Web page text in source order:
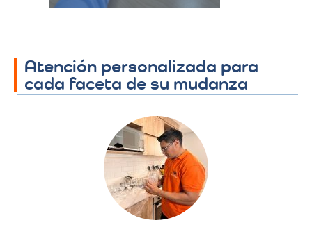
Atención personalizada para
cada faceta de su mudanza